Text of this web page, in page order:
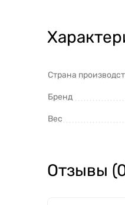
Страна
Бренд
Вес
Отзывы